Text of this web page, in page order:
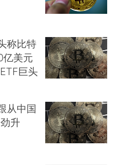
称比特
亿美元
巨头
从中国
升